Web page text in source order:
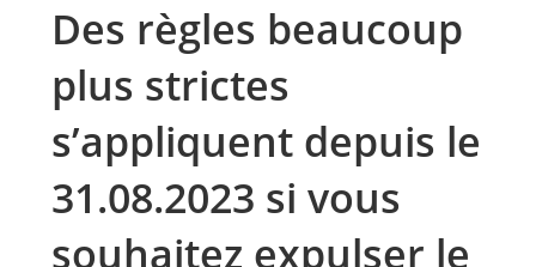
Des règles beaucoup
plus strictes
s’appliquent depuis le
31.08.2023 si vous
souhaitez expulser le